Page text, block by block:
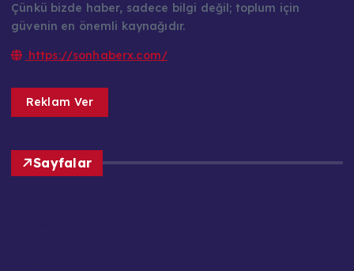
Çünkü bizde haber, sadece bilgi değil; toplum için
güvenin en önemli kaynağıdır.
https://sonhaberx.com/
Reklam Ver
Sayfalar